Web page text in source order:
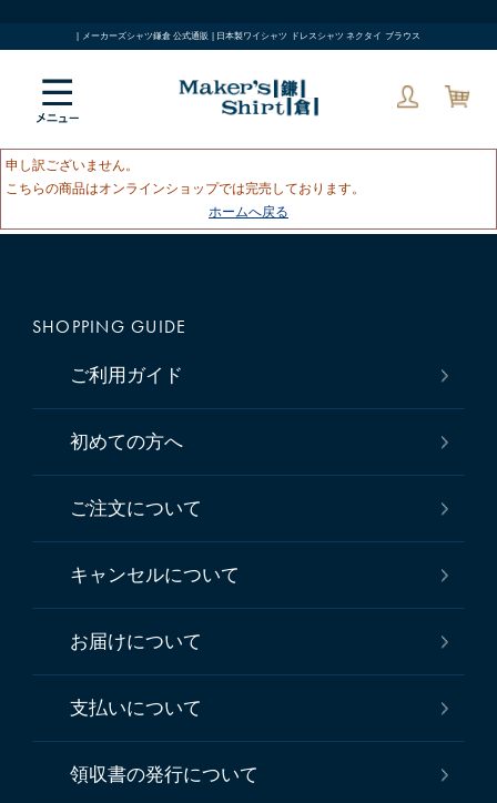
| メーカーズシャツ鎌倉 公式通販 | 日本製ワイシャツ ドレスシャツ ネクタイ ブラウス
申し訳ございません。
こちらの商品はオンラインショップでは完売しております。
ホームへ戻る
SHOPPING GUIDE
ご利用ガイド
初めての方へ
ご注文について
キャンセルについて
お届けについて
支払いについて
領収書の発行について